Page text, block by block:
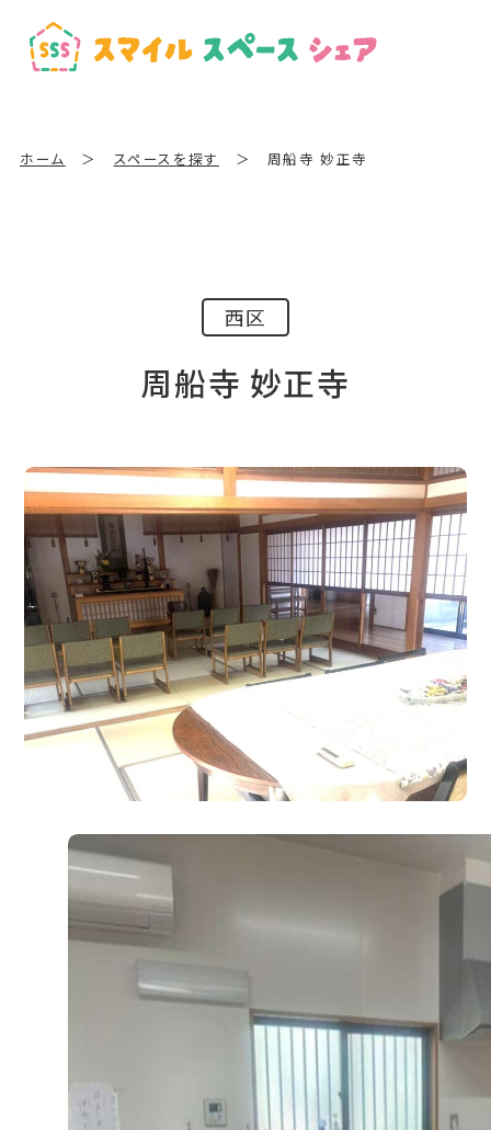
ホーム ＞ スペースを探す ＞ 周船寺 妙正寺
西区
周船寺 妙正寺